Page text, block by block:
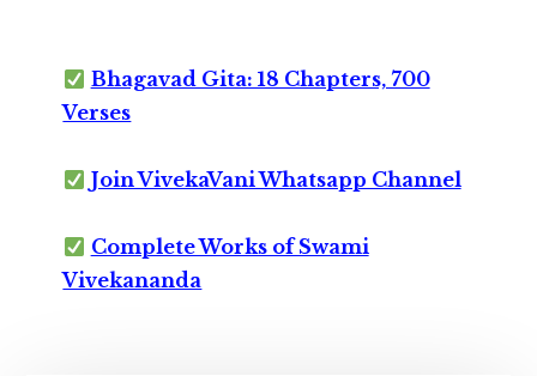
Bhagavad Gita: 18 Chapters, 700
Verses
Join VivekaVani Whatsapp Channel
Complete Works of Swami
Vivekananda